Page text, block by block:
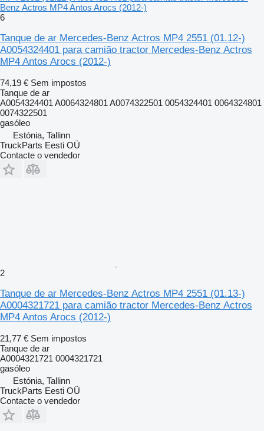
Benz Actros MP4 Antos Arocs (2012-)
6
Tanque de ar Mercedes-Benz Actros MP4 2551 (01.12-)
A0054324401 para camião tractor Mercedes-Benz Actros
MP4 Antos Arocs (2012-)
74,19 € Sem impostos
Tanque de ar
A0054324401 A0064324801 A0074322501 0054324401 0064324801
0074322501
gasóleo
Estónia, Tallinn
TruckParts Eesti OÜ
Contacte o vendedor
2
Tanque de ar Mercedes-Benz Actros MP4 2551 (01.13-)
A0004321721 para camião tractor Mercedes-Benz Actros
MP4 Antos Arocs (2012-)
21,77 € Sem impostos
Tanque de ar
A0004321721 0004321721
gasóleo
Estónia, Tallinn
TruckParts Eesti OÜ
Contacte o vendedor